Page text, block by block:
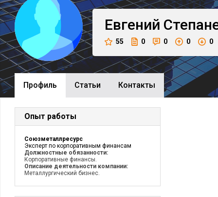
Евгений
55 0 0 0 0
Профиль Cтатьи Контакты
Опыт работы
Союзметаллресурс
Эксперт по корпоративным финансам
Должностные обязанности:
Корпоративные финансы.
Описание деятельности компании:
Металлургический бизнес.